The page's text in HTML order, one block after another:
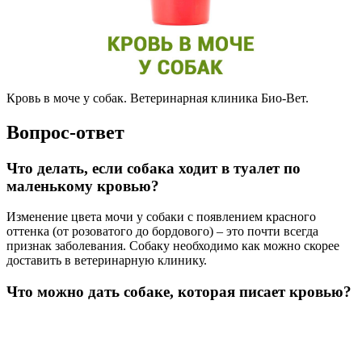
Кровь в моче у собак. Ветеринарная клиника Био-Вет.
Вопрос-ответ
Что делать, если собака ходит в туалет по
маленькому кровью?
Изменение цвета мочи у собаки с появлением красного
оттенка (от розоватого до бордового) – это почти всегда
признак заболевания. Собаку необходимо как можно скорее
доставить в ветеринарную клинику.
Что можно дать собаке, которая писает кровью?